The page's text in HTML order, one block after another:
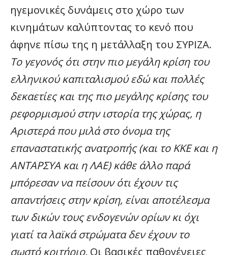
ηγεμονικές δυνάμεις στο χώρο των
κινημάτων καλύπτοντας το κενό που
άφηνε πίσω της η μετάλλαξη του ΣΥΡΙΖΑ.
Το γεγονός ότι στην πιο μεγάλη κρίση του
ελληνικού καπιταλισμού εδώ και πολλές
δεκαετίες και της πιο μεγάλης κρίσης του
ρεφορμισμού στην ιστορία της χώρας, η
Αριστερά που μιλά στο όνομα της
επαναστατικής ανατροπής (και το ΚΚΕ και η
ΑΝΤΑΡΣΥΑ και η ΛΑΕ) κάθε άλλο παρά
μπόρεσαν να πείσουν ότι έχουν τις
απαντήσεις στην κρίση, είναι αποτέλεσμα
των δικών τους ενδογενών ορίων κι όχι
γιατί τα λαϊκά στρώματα δεν έχουν το
σωστό κριτήριο. Οι βασικές παθογένειες